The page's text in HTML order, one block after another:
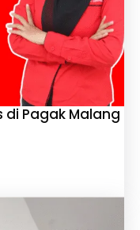
di Pagak Malang